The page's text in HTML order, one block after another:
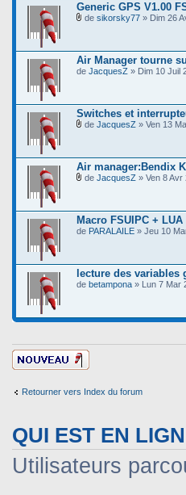
Generic GPS V1.00
de sikorsky77 » Dim 26
Air Manager tourne
de JacquesZ » Dim 10 Juil
Switches et
de JacquesZ » Ven 13
Air manager:Bendix
de JacquesZ » Ven 8 Avr
Macro FSUIPC + LUA
de PARALAILE » Jeu 10
lecture des variables
de betampona » Lun 7 Mar
Ecrire un nouveau
sujet
Retourner vers Index du forum
QUI EST EN
Utilisateurs